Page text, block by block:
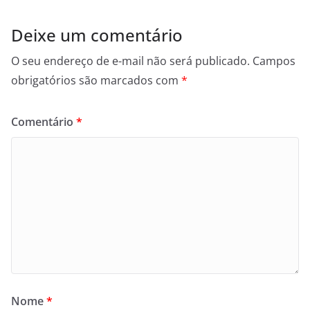
Deixe um comentário
O seu endereço de e-mail não será publicado. Campos
obrigatórios são marcados com *
Comentário *
Nome*